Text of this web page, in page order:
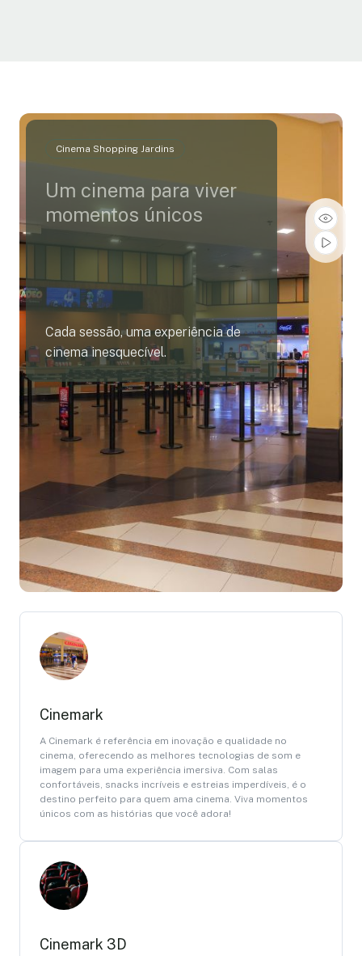
Cinema Shopping Jardins
Um cinema para viver
momentos únicos
Cada sessão, uma experiência de
cinema inesquecível.
Cinemark
A Cinemark é referência em inovação e qualidade no
cinema, oferecendo as melhores tecnologias de som e
imagem para uma experiência imersiva. Com salas
confortáveis, snacks incríveis e estreias imperdíveis, é o
destino perfeito para quem ama cinema. Viva momentos
únicos com as histórias que você adora!
Cinemark 3D